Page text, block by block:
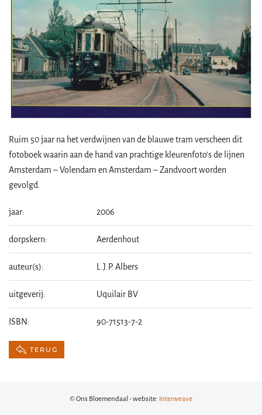
Ruim 50 jaar na het verdwijnen van de blauwe tram verscheen dit
fotoboek waarin aan de hand van prachtige kleurenfoto’s de lijnen
Amsterdam – Volendam en Amsterdam – Zandvoort worden
gevolgd.
jaar: 2006
dorpskern: Aerdenhout
auteur(s): L.J.P. Albers
uitgeverij: Uquilair BV
ISBN: 90-71513-7-2
TERUG
© Ons Bloemendaal - website: Interweave